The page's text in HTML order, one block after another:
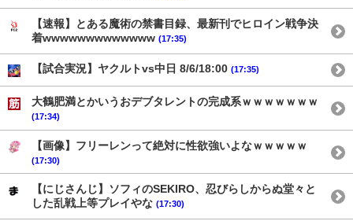
【速報】とある魔術の禁書目録、最新刊でヒロイン戦争決
着wwwwwwwwwwwww (17:35)
【試合実況】ヤクルトvs中日 8/6/18:00 (17:35)
大鶴肥満とかいうおデブタレントの完成系ｗｗｗｗｗｗｗ
(17:34)
【画像】フリーレンって絶対に性欲強いよなｗｗｗｗｗ
(17:30)
【にじさんじ】ソフィのSEKIRO、忍びらしからぬ堂々と
した乱戦上等プレイやな (17:30)